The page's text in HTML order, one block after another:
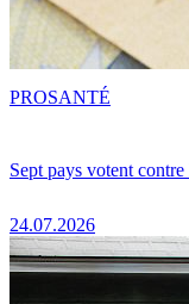
Sept pays votent
24.07.2026
PROSANTÉ